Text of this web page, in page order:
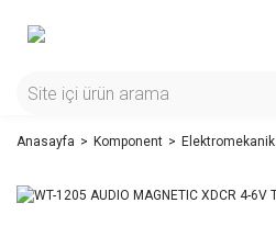
Anasayfa Komponent Elektromekanik